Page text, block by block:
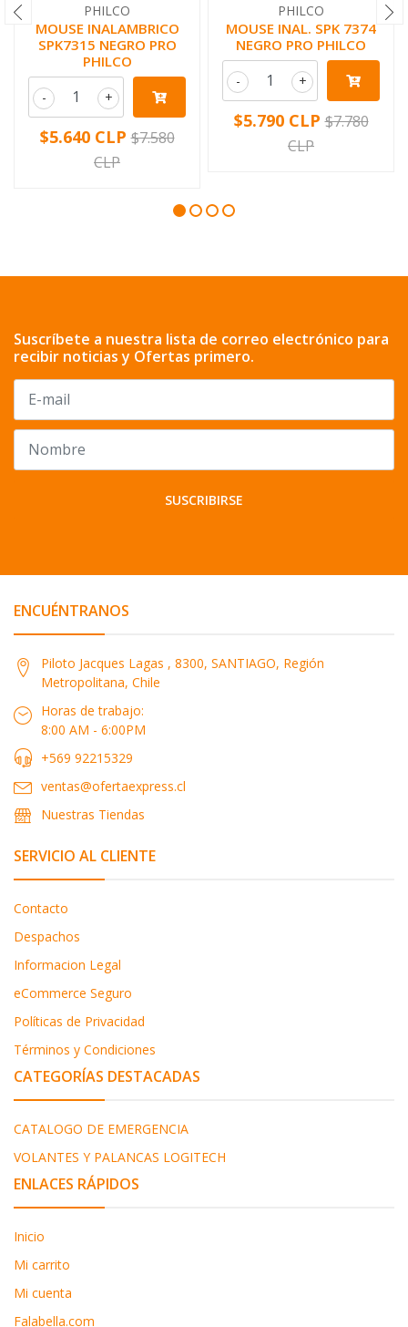
PHILCO
MOUSE INALAMBRICO
SPK7315 NEGRO PRO
PHILCO
+
-
$5.640 CLP $7.580
CLP
PHILCO
MOUSE INAL. SPK 7374
NEGRO PRO PHILCO
+
-
$5.790 CLP $7.780
CLP
Suscríbete a nuestra lista de correo electrónico para
recibir noticias y Ofertas primero.
SUSCRIBIRSE
ENCUÉNTRANOS
Piloto Jacques Lagas , 8300, SANTIAGO, Región
Metropolitana, Chile
Horas de trabajo:
8:00 AM - 6:00PM
+569 92215329
ventas@ofertaexpress.cl
Nuestras Tiendas
SERVICIO AL CLIENTE
Contacto
Despachos
Informacion Legal
eCommerce Seguro
Políticas de Privacidad
Términos y Condiciones
CATEGORÍAS DESTACADAS
CATALOGO DE EMERGENCIA
VOLANTES Y PALANCAS LOGITECH
ENLACES RÁPIDOS
Inicio
Mi carrito
Mi cuenta
Falabella.com